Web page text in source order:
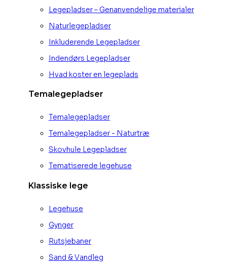
Legepladser – Genanvendelige materialer
Naturlegepladser
Inkluderende Legepladser
Indendørs Legepladser
Hvad koster en legeplads
Temalegepladser
Temalegepladser
Temalegepladser - Naturtræ
Skovhule Legepladser
Tematiserede legehuse
Klassiske lege
Legehuse
Gynger
Rutsjebaner
Sand & Vandleg